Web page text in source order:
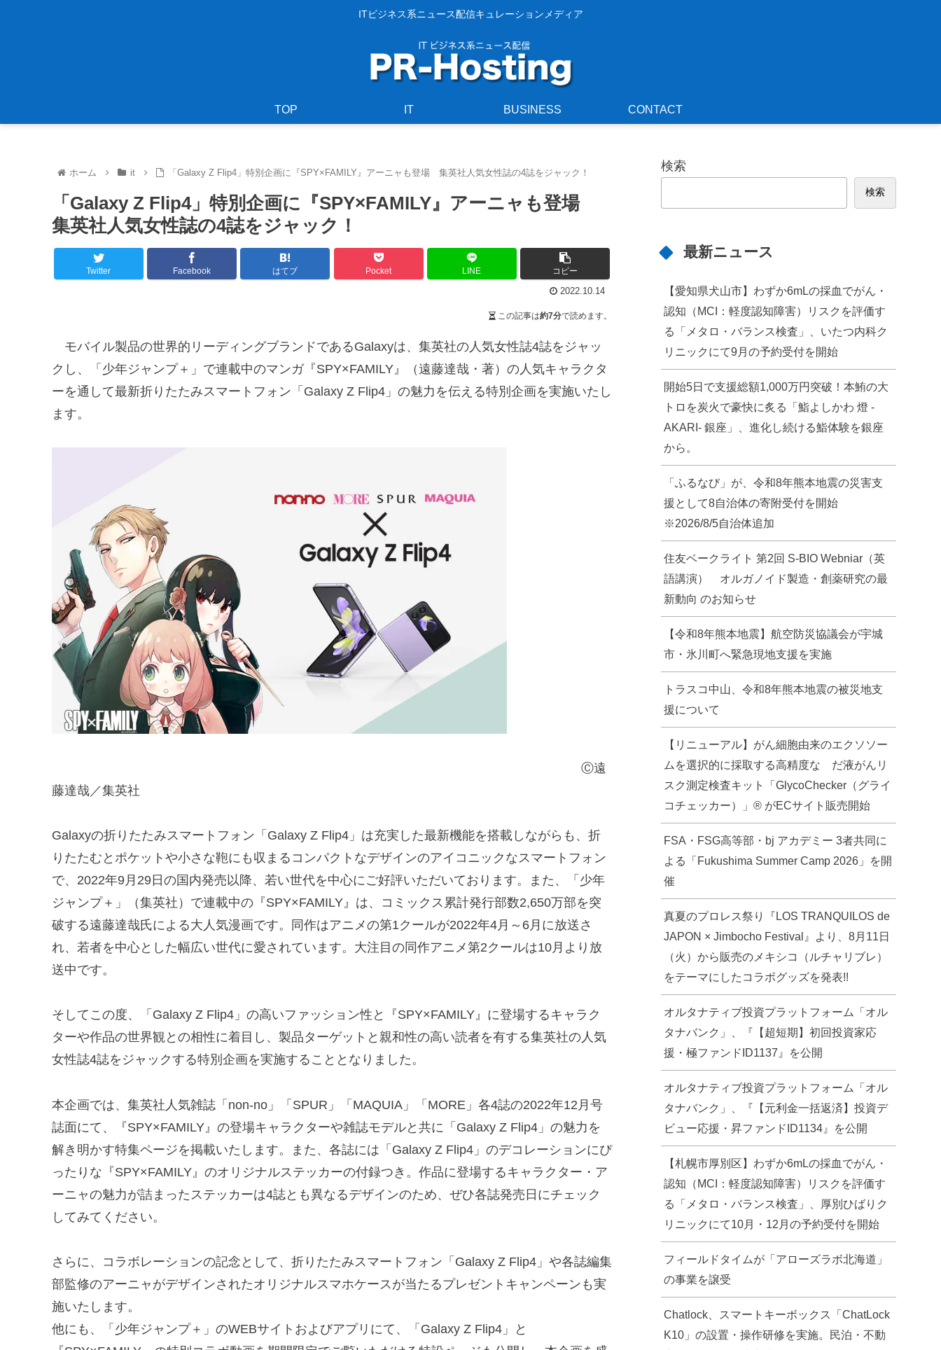
ITビジネス系ニュース配信キュレーションメディア
TOP IT BUSINESS CONTACT
ホーム it 「Galaxy Z Flip4」特別企画に『SPY×FAMILY』アーニャも登場 集英社人気女性誌の4誌をジャック！
「Galaxy Z Flip4」特別企画に『SPY×FAMILY』アーニャも登場
集英社人気女性誌の4誌をジャック！
Twitter Facebook はてブ Pocket LINE コピー
2022.10.14
この記事は約7分で読めます。
モバイル製品の世界的リーディングブランドであるGalaxyは、集英社の人気女性誌4誌をジャッ
クし、「少年ジャンプ＋」で連載中のマンガ『SPY×FAMILY』（遠藤達哉・著）の人気キャラクタ
ーを通して最新折りたたみスマートフォン「Galaxy Z Flip4」の魅力を伝える特別企画を実施いたし
ます。
Ⓒ遠
藤達哉／集英社
Galaxyの折りたたみスマートフォン「Galaxy Z Flip4」は充実した最新機能を搭載しながらも、折
りたたむとポケットや小さな鞄にも収まるコンパクトなデザインのアイコニックなスマートフォン
で、2022年9月29日の国内発売以降、若い世代を中心にご好評いただいております。また、「少年
ジャンプ＋」（集英社）で連載中の『SPY×FAMILY』は、コミックス累計発行部数2,650万部を突
破する遠藤達哉氏による大人気漫画です。同作はアニメの第1クールが2022年4月～6月に放送さ
れ、若者を中心とした幅広い世代に愛されています。大注目の同作アニメ第2クールは10月より放
送中です。
そしてこの度、「Galaxy Z Flip4」の高いファッション性と『SPY×FAMILY』に登場するキャラク
ターや作品の世界観との相性に着目し、製品ターゲットと親和性の高い読者を有する集英社の人気
女性誌4誌をジャックする特別企画を実施することとなりました。
本企画では、集英社人気雑誌「non-no」「SPUR」「MAQUIA」「MORE」各4誌の2022年12月号
誌面にて、『SPY×FAMILY』の登場キャラクターや雑誌モデルと共に「Galaxy Z Flip4」の魅力を
解き明かす特集ページを掲載いたします。また、各誌には「Galaxy Z Flip4」のデコレーションにぴ
ったりな『SPY×FAMILY』のオリジナルステッカーの付録つき。作品に登場するキャラクター・ア
ーニャの魅力が詰まったステッカーは4誌とも異なるデザインのため、ぜひ各誌発売日にチェック
してみてください。
さらに、コラボレーションの記念として、折りたたみスマートフォン「Galaxy Z Flip4」や各誌編集
部監修のアーニャがデザインされたオリジナルスマホケースが当たるプレゼントキャンペーンも実
施いたします。
他にも、「少年ジャンプ＋」のWEBサイトおよびアプリにて、「Galaxy Z Flip4」と
検索
検索
最新ニュース
【愛知県犬山市】わずか6mLの採血でがん・
認知（MCI：軽度認知障害）リスクを評価す
る「メタロ・バランス検査」、いたつ内科ク
リニックにて9月の予約受付を開始
開始5日で支援総額1,000万円突破！本鮪の大
トロを炭火で豪快に炙る「鮨よしかわ 燈 -
AKARI- 銀座」、進化し続ける鮨体験を銀座
から。
「ふるなび」が、令和8年熊本地震の災害支
援として8自治体の寄附受付を開始
※2026/8/5自治体追加
住友ベークライト 第2回 S-BIO Webniar（英
語講演） オルガノイド製造・創薬研究の最
新動向 のお知らせ
【令和8年熊本地震】航空防災協議会が宇城
市・氷川町へ緊急現地支援を実施
トラスコ中山、令和8年熊本地震の被災地支
援について
【リニューアル】がん細胞由来のエクソソー
ムを選択的に採取する高精度な だ液がんリ
スク測定検査キット「GlycoChecker（グライ
コチェッカー）」® がECサイト販売開始
FSA・FSG高等部・bj アカデミー 3者共同に
よる「Fukushima Summer Camp 2026」を開
催
真夏のプロレス祭り『LOS TRANQUILOS de
JAPON × Jimbocho Festival』より、8月11日
（火）から販売のメキシコ（ルチャリブレ）
をテーマにしたコラボグッズを発表!!
オルタナティブ投資プラットフォーム「オル
タナバンク」、『【超短期】初回投資家応
援・極ファンドID1137』を公開
オルタナティブ投資プラットフォーム「オル
タナバンク」、『【元利金一括返済】投資デ
ビュー応援・昇ファンドID1134』を公開
【札幌市厚別区】わずか6mLの採血でがん・
認知（MCI：軽度認知障害）リスクを評価す
る「メタロ・バランス検査」、厚別ひばりク
リニックにて10月・12月の予約受付を開始
フィールドタイムが「アローズラボ北海道」
の事業を譲受
Chatlock、スマートキーボックス「ChatLock
K10」の設置・操作研修を実施。民泊・不動